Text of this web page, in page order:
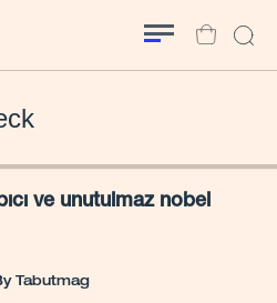
ve unutulmaz nobel
Tabutmag